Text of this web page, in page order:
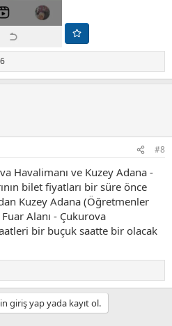
#8
Havalimanı ve Kuzey Adana -
bilet fiyatları bir süre önce
Kuzey Adana (Öğretmenler
Alanı - Çukurova
bir buçuk saatte bir olacak
giriş yap yada kayıt ol.